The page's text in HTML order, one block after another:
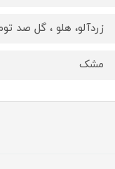
زردآلو، هلو ، گل صد
مشک